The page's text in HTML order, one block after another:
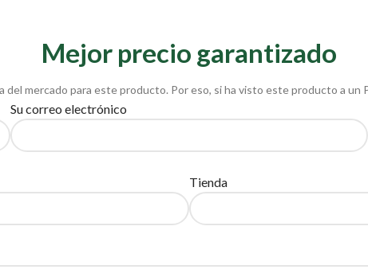
Mejor precio garantizado
mercado para este producto. Por eso, si ha visto este producto a
Su correo electrónico
Tienda